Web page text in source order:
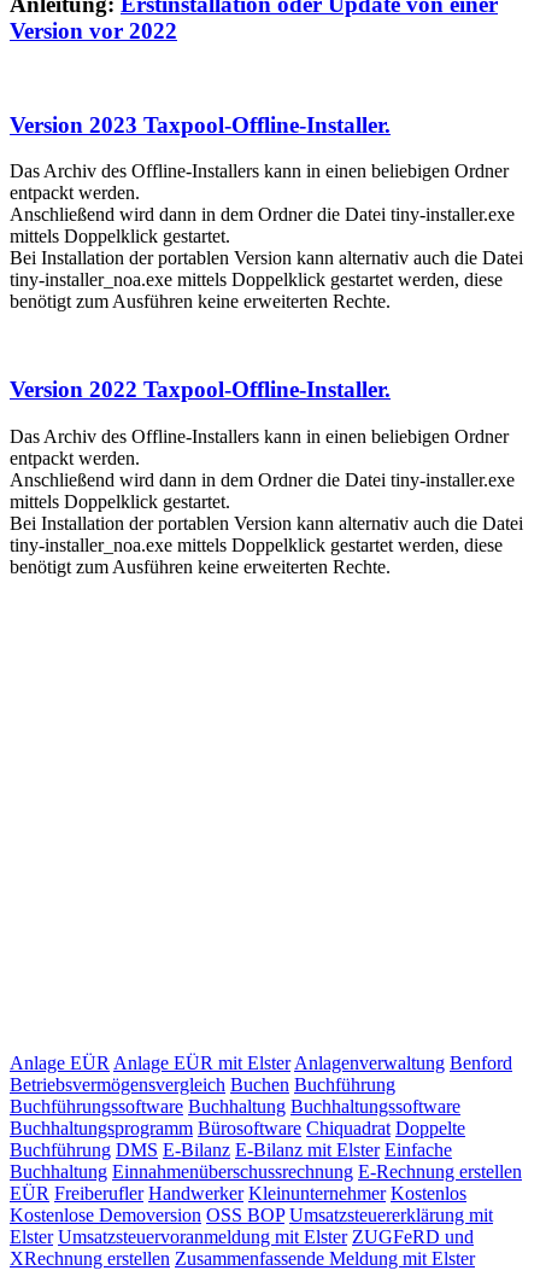
Version vor 2022
Version 2023 Taxpool-Offline-Installer.
Das Archiv des Offline-Installers kann in einen beliebigen Ordner
entpackt werden.
Anschließend wird dann in dem Ordner die Datei tiny-installer.exe
mittels Doppelklick gestartet.
Bei Installation der portablen Version kann alternativ auch die Datei
tiny-installer_noa.exe mittels Doppelklick gestartet werden, diese
benötigt zum Ausführen keine erweiterten Rechte.
Version 2022 Taxpool-Offline-Installer.
Das Archiv des Offline-Installers kann in einen beliebigen Ordner
entpackt werden.
Anschließend wird dann in dem Ordner die Datei tiny-installer.exe
mittels Doppelklick gestartet.
Bei Installation der portablen Version kann alternativ auch die Datei
tiny-installer_noa.exe mittels Doppelklick gestartet werden, diese
benötigt zum Ausführen keine erweiterten Rechte.
Anlage EÜRAnlage EÜR mit ElsterAnlagenverwaltung Benford
Betriebsvermögensvergleich Buchen Buchführung
Buchführungssoftware Buchhaltung Buchhaltungssoftware
Buchhaltungsprogramm Bürosoftware Chiquadrat Doppelte
Buchführung DMS E-Bilanz E-Bilanz mit Elster Einfache
Buchhaltung Einnahmenüberschussrechnung E-Rechnung erstellen
EÜR Freiberufler Handwerker Kleinunternehmer Kostenlos
Kostenlose Demoversion OSS BOP Umsatzsteuererklärung mit
Elster Umsatzsteuervoranmeldung mit Elster ZUGFeRD und
XRechnung erstellen Zusammenfassende Meldung mit Elster